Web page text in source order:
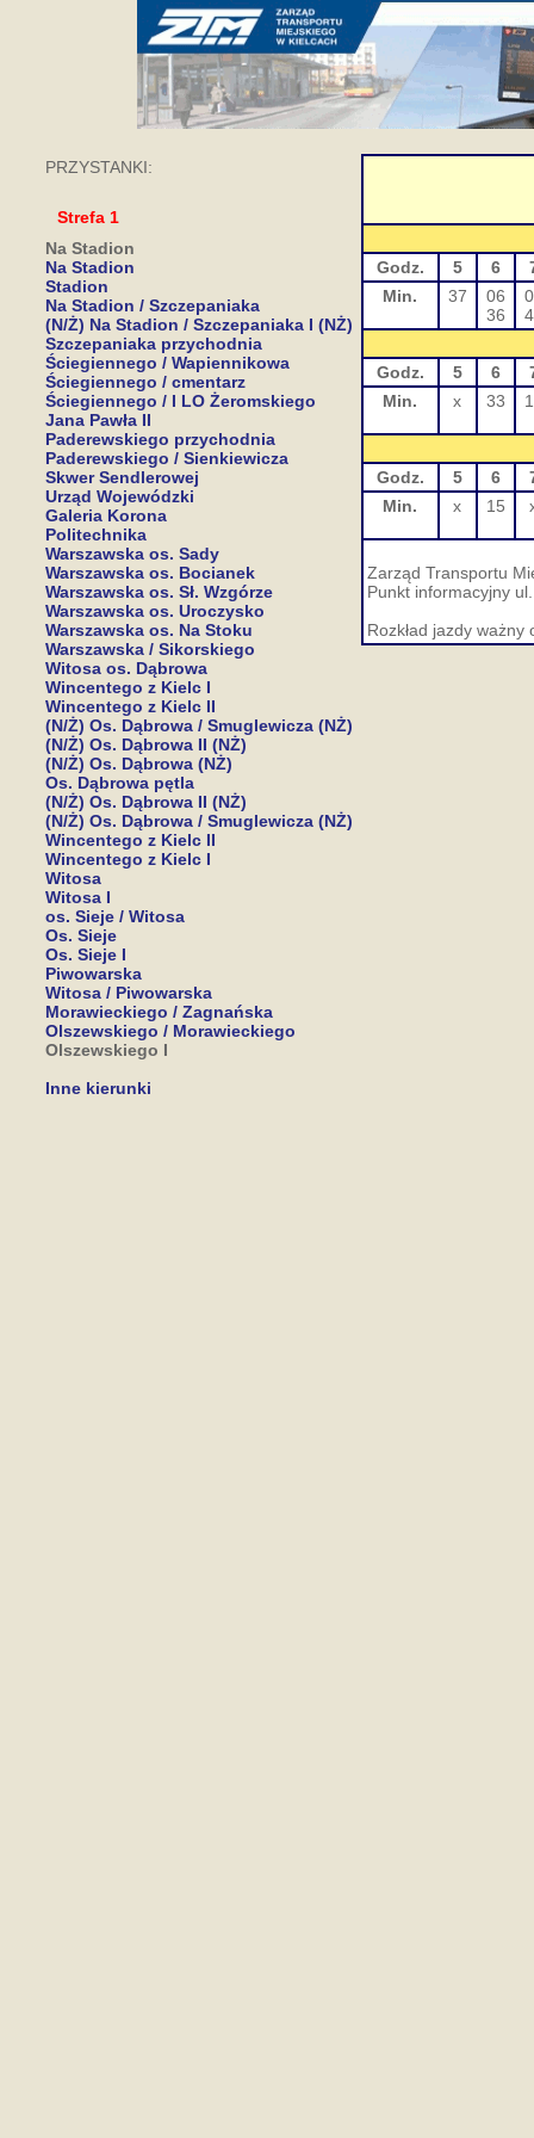
PRZYSTANKI:
Strefa 1
Na Stadion
Na Stadion
Stadion
Na Stadion / Szczepaniaka
(N/Ż) Na Stadion / Szczepaniaka I (NŻ)
Szczepaniaka przychodnia
Ściegiennego / Wapiennikowa
Ściegiennego / cmentarz
Ściegiennego / I LO Żeromskiego
Jana Pawła II
Paderewskiego przychodnia
Paderewskiego / Sienkiewicza
Skwer Sendlerowej
Urząd Wojewódzki
Galeria Korona
Politechnika
Warszawska os. Sady
Warszawska os. Bocianek
Warszawska os. Sł. Wzgórze
Warszawska os. Uroczysko
Warszawska os. Na Stoku
Warszawska / Sikorskiego
Witosa os. Dąbrowa
Wincentego z Kielc I
Wincentego z Kielc II
(N/Ż) Os. Dąbrowa / Smuglewicza (NŻ)
(N/Ż) Os. Dąbrowa II (NŻ)
(N/Ż) Os. Dąbrowa (NŻ)
Os. Dąbrowa pętla
(N/Ż) Os. Dąbrowa II (NŻ)
(N/Ż) Os. Dąbrowa / Smuglewicza (NŻ)
Wincentego z Kielc II
Wincentego z Kielc I
Witosa
Witosa I
os. Sieje / Witosa
Os. Sieje
Os. Sieje I
Piwowarska
Witosa / Piwowarska
Morawieckiego / Zagnańska
Olszewskiego / Morawieckiego
Olszewskiego I
Inne kierunki
Godz. 5 6
Min.
37
06
36
Godz. 5 6
Min.
x 33
Godz. 5 6
Min.
x 15
Zarząd Transportu
Punkt informacyjny
Rozkład jazdy ważny